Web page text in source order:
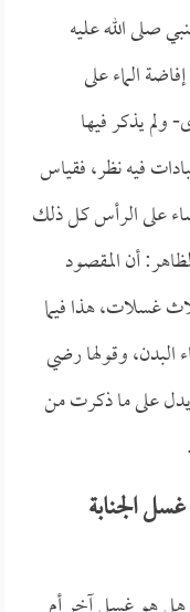
صلى الله عليه
الماء على
ولم يذكر فيها
فيه نظر، فقياس
على الرأس كل ذلك
أن المقصود
غسلات، هذا فيما
البدن، وقولها رضي
على ما ذكرت من
الجنابة